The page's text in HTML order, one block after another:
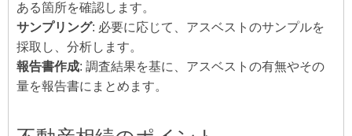
ある箇所を確認します。
サンプリング: 必要に応じて、アスベストのサンプルを
採取し、分析します。
報告書作成: 調査結果を基に、アスベストの有無やその
量を報告書にまとめます。